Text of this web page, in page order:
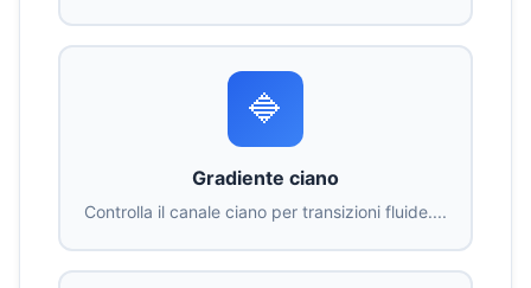
🔷
Gradiente ciano
Controlla il canale ciano per transizioni fluide....